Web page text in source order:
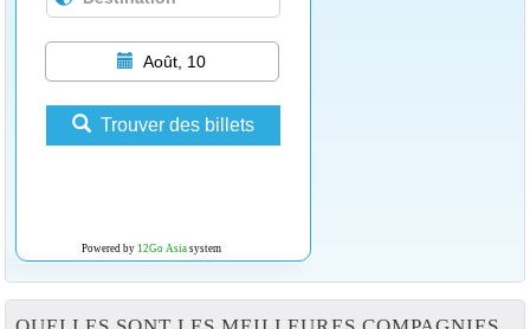
Août, 10
Trouver des billets
Powered by 12Go Asiasystem